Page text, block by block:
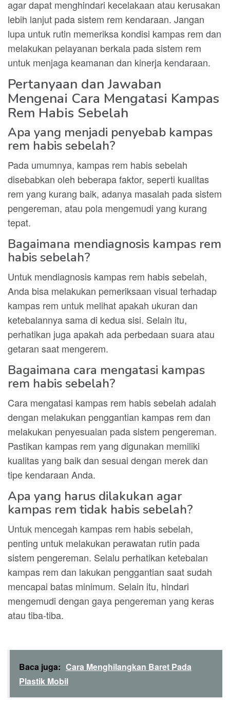
agar dapat menghindari kecelakaan atau kerusakan
lebih lanjut pada sistem rem kendaraan. Jangan
lupa untuk rutin memeriksa kondisi kampas rem dan
melakukan pelayanan berkala pada sistem rem
untuk menjaga keamanan dan kinerja kendaraan.
Pertanyaan dan Jawaban
Mengenai Cara Mengatasi Kampas
Rem Habis Sebelah
Apa yang menjadi penyebab kampas
rem habis sebelah?
Pada umumnya, kampas rem habis sebelah
disebabkan oleh beberapa faktor, seperti kualitas
rem yang kurang baik, adanya masalah pada sistem
pengereman, atau pola mengemudi yang kurang
tepat.
Bagaimana mendiagnosis kampas rem
habis sebelah?
Untuk mendiagnosis kampas rem habis sebelah,
Anda bisa melakukan pemeriksaan visual terhadap
kampas rem untuk melihat apakah ukuran dan
ketebalannya sama di kedua sisi. Selain itu,
perhatikan juga apakah ada perbedaan suara atau
getaran saat mengerem.
Bagaimana cara mengatasi kampas
rem habis sebelah?
Cara mengatasi kampas rem habis sebelah adalah
dengan melakukan penggantian kampas rem dan
melakukan penyesuaian pada sistem pengereman.
Pastikan kampas rem yang digunakan memiliki
kualitas yang baik dan sesuai dengan merek dan
tipe kendaraan Anda.
Apa yang harus dilakukan agar
kampas rem tidak habis sebelah?
Untuk mencegah kampas rem habis sebelah,
penting untuk melakukan perawatan rutin pada
sistem pengereman. Selalu perhatikan ketebalan
kampas rem dan lakukan penggantian saat sudah
mencapai batas minimum. Selain itu, hindari
mengemudi dengan gaya pengereman yang keras
atau tiba-tiba.
Baca juga: Cara Menghilangkan Baret Pada
Plastik Mobil